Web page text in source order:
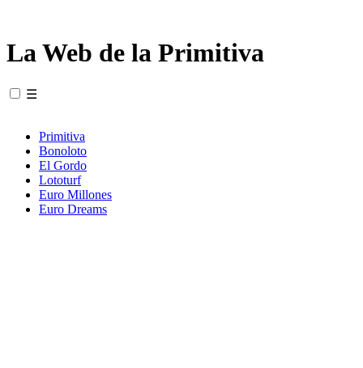
La Web de la Primitiva
☰
Primitiva
Bonoloto
El Gordo
Lototurf
Euro Millones
Euro Dreams